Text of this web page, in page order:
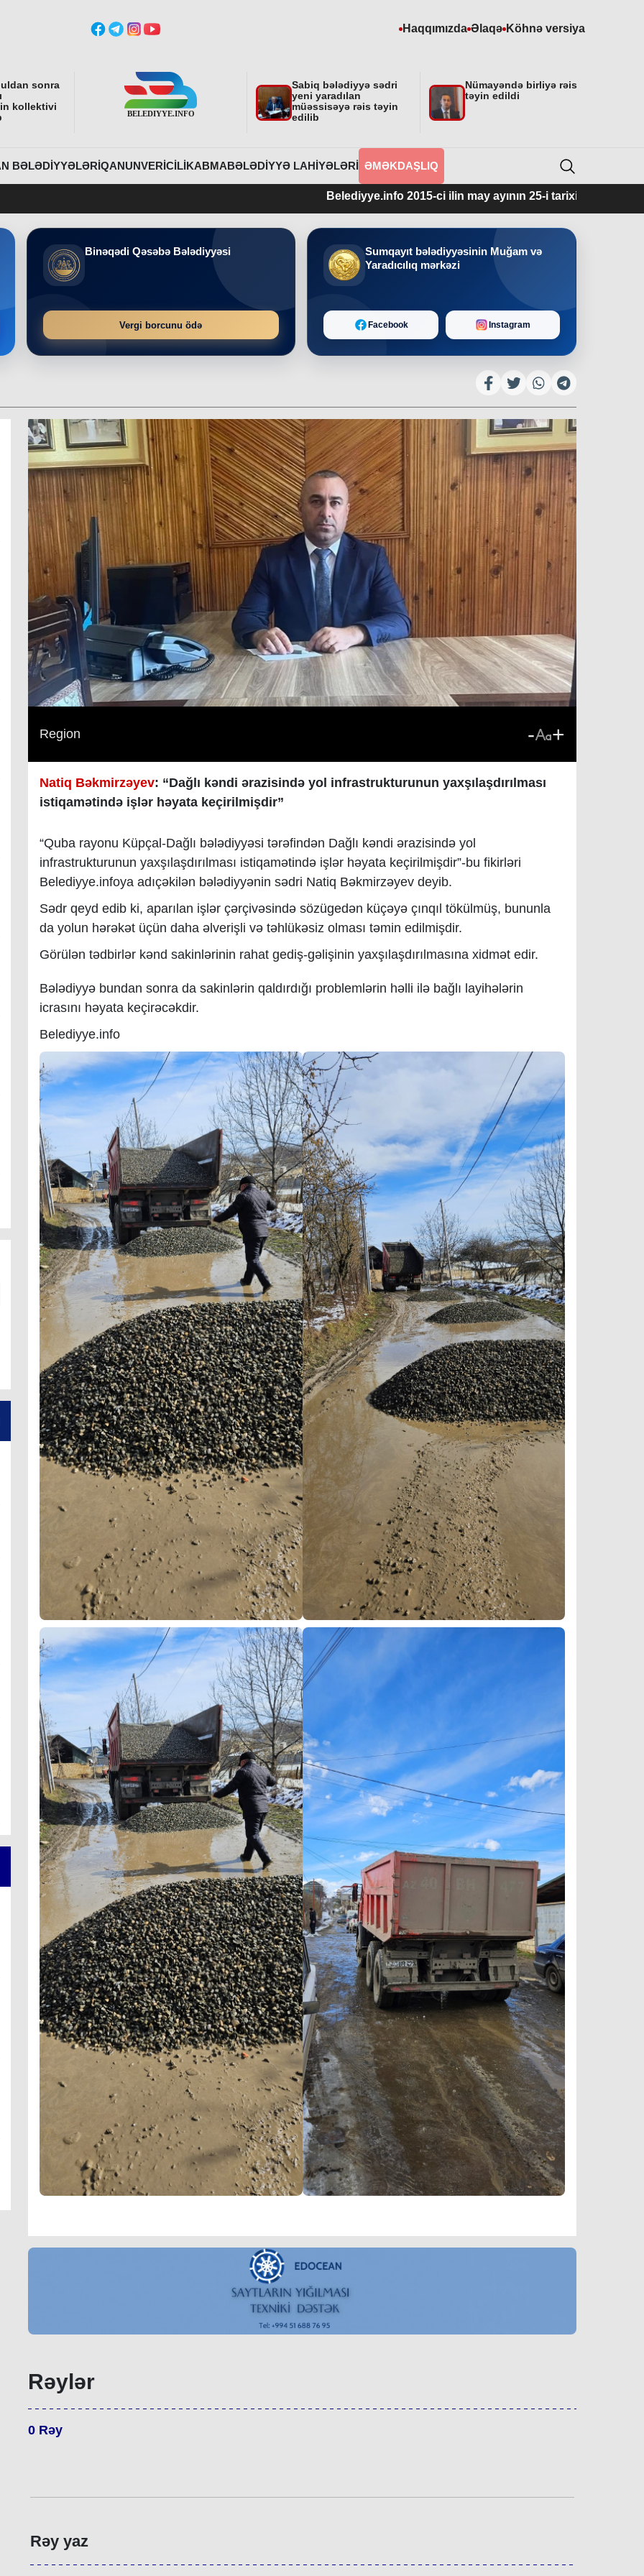
Haqqımızda Əlaqə Köhnə versiya
sonra
kollektivi
Sabiq bələdiyyə sədri
yeni yaradılan
müəssisəyə rəis təyin
edilib
Nümayəndə birliyə rəis
təyin edildi
BƏLƏDIYYƏLƏRIQANUNVERICILIKABMABƏLƏDIYYƏ LAHIYƏLƏRI ƏMƏKDAŞLIQ
Belediyye.info 2015-ci ilin may ayının 25-i tarixindən fəaliyyətdədir.
Binəqədi Qəsəbə Bələdiyyəsi
Vergi borcunu ödə
Sumqayıt bələdiyyəsinin Muğam və
Yaradıcılıq mərkəzi
Facebook Instagram
Region - +
Natiq Bəkmirzəyev: “Dağlı kəndi ərazisində yol infrastrukturunun yaxşılaşdırılması
istiqamətində işlər həyata keçirilmişdir”
“Quba rayonu Küpçal-Dağlı bələdiyyəsi tərəfindən Dağlı kəndi ərazisində yol
infrastrukturunun yaxşılaşdırılması istiqamətində işlər həyata keçirilmişdir”-bu fikirləri
Belediyye.infoya adıçəkilən bələdiyyənin sədri Natiq Bəkmirzəyev deyib.
Sədr qeyd edib ki, aparılan işlər çərçivəsində sözügedən küçəyə çınqıl tökülmüş, bununla
da yolun hərəkət üçün daha əlverişli və təhlükəsiz olması təmin edilmişdir.
Görülən tədbirlər kənd sakinlərinin rahat gediş-gəlişinin yaxşılaşdırılmasına xidmət edir.
Bələdiyyə bundan sonra da sakinlərin qaldırdığı problemlərin həlli ilə bağlı layihələrin
icrasını həyata keçirəcəkdir.
Belediyye.info
Rəylər
0 Rəy
Rəy yaz